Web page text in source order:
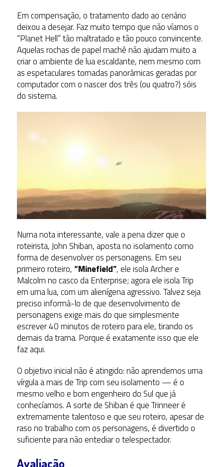
Em compensação, o tratamento dado ao cenário
deixou a desejar. Faz muito tempo que não víamos o
“Planet Hell” tão maltratado e tão pouco convincente.
Aquelas rochas de papel machê não ajudam muito a
criar o ambiente de lua escaldante, nem mesmo com
as espetaculares tomadas panorâmicas geradas por
computador com o nascer dos três (ou quatro?) sóis
do sistema.
Numa nota interessante, vale a pena dizer que o
roteirista, John Shiban, aposta no isolamento como
forma de desenvolver os personagens. Em seu
primeiro roteiro,“Minefield”, ele isola Archer e
Malcolm no casco da Enterprise; agora ele isola Trip
em uma lua, com um alienígena agressivo. Talvez seja
preciso informá-lo de que desenvolvimento de
personagens exige mais do que simplesmente
escrever 40 minutos de roteiro para ele, tirando os
demais da trama. Porque é exatamente isso que ele
faz aqui.
O objetivo inicial não é atingido: não aprendemos uma
vírgula a mais de Trip com seu isolamento — é o
mesmo velho e bom engenheiro do Sul que já
conhecíamos. A sorte de Shiban é que Trinneer é
extremamente talentoso e que seu roteiro, apesar de
raso no trabalho com os personagens, é divertido o
suficiente para não entediar o telespectador.
Avaliação